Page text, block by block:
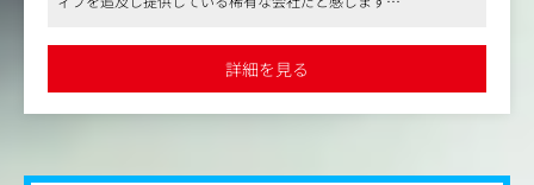
SNSから始めるブランディングとしてSNSを基点に、他領
域への展開までも想定し、クライアントの実益につながる
●企画・戦略立案
フレッシュできる環境も整っています
●今回はフルリモート勤務の求人募集です。また、転居費用補助
や産休・育休の取得実績もあり、新しい環境でのチャレンジをバ
ックアップする制度が整っています
詳細を見る